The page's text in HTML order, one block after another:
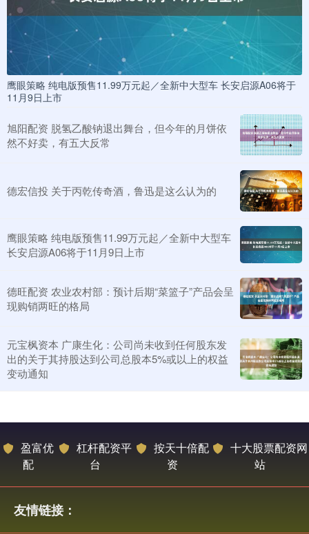
鹰眼策略 纯电版预售11.99万元起／全新中大型车 长安启源A06将于
11月9日上市
旭阳配资 脱氢乙酸钠退出舞台，但今年的月饼依
然不好卖，有五大反常
德宏信投 关于丙乾传奇酒，鲁迅是这么认为的
鹰眼策略 纯电版预售11.99万元起／全新中大型车
长安启源A06将于11月9日上市
德旺配资 农业农村部：预计后期“菜篮子”产品会呈
现购销两旺的格局
元宝枫资本 广康生化：公司尚未收到任何股东发
出的关于其持股达到公司总股本5%或以上的权益
变动通知
盈富优
配
杠杆配资平
台
按天十倍配
资
十大股票配资网
站
友情链接：